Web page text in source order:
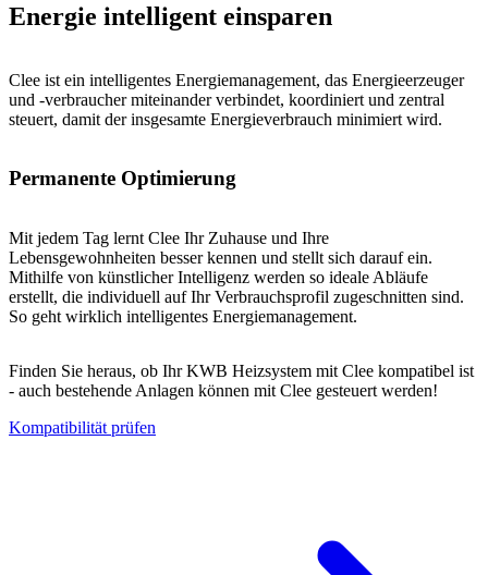
Energie intelligent einsparen
Clee ist ein intelligentes Energiemanagement, das Energieerzeuger
und -verbraucher miteinander verbindet, koordiniert und zentral
steuert, damit der insgesamte Energieverbrauch minimiert wird.
Permanente Optimierung
Mit jedem Tag lernt Clee Ihr Zuhause und Ihre
Lebensgewohnheiten besser kennen und stellt sich darauf ein.
Mithilfe von künstlicher Intelligenz werden so ideale Abläufe
erstellt, die individuell auf Ihr Verbrauchsprofil zugeschnitten sind.
So geht wirklich intelligentes Energiemanagement.
Finden Sie heraus, ob Ihr KWB Heizsystem mit Clee kompatibel ist
- auch bestehende Anlagen können mit Clee gesteuert werden!
Kompatibilität prüfen